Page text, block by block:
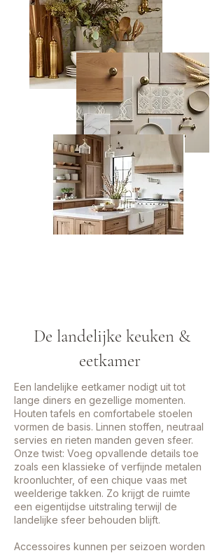
De landelijke keuken &
eetkamer
Een landelijke eetkamer nodigt uit tot
lange diners en gezellige momenten.
Houten tafels en comfortabele stoelen
vormen de basis. Linnen stoffen, neutraal
servies en rieten manden geven sfeer.
Onze twist: Voeg opvallende details toe
zoals een klassieke of verfijnde metalen
kroonluchter, of een chique vaas met
weelderige takken. Zo krijgt de ruimte
een eigentijdse uitstraling terwijl de
landelijke sfeer behouden blijft.
Accessoires kunnen per seizoen worden